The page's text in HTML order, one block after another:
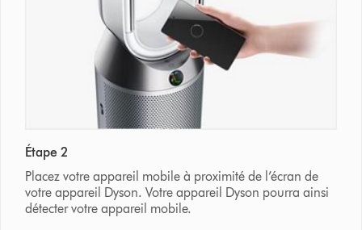
Étape 2
Placez votre appareil mobile à proximité de l’écran de
votre appareil Dyson. Votre appareil Dyson pourra ainsi
détecter votre appareil mobile.